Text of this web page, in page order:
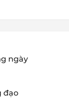
ngày
đạo